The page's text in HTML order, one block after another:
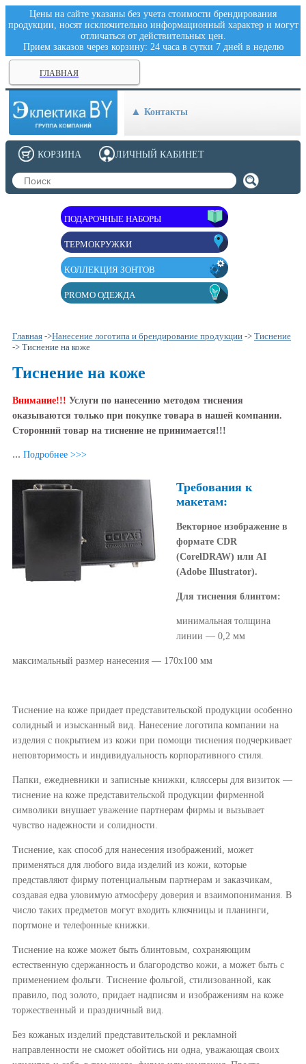
Цены на сайте указаны без учета стоимости брендирования
продукции, носят исключительно информационный характер и могут
отличаться от действительных цен.
Прием заказов через корзину: 24 часа в сутки 7 дней в неделю
ГЛАВНАЯ
Контакты
ПОДАРОЧНЫЕ НАБОРЫ
ТЕРМОКРУЖКИ
КОЛЛЕКЦИЯ ЗОНТОВ
PROMO ОДЕЖДА
Главная ->Нанесение логотипа и брендирование продукции -> Тиснение
-> Тиснение на коже
Тиснение на коже
Внимание!!! Услуги по нанесению методом тиснения
оказываются только при покупке товара в нашей компании.
Сторонний товар на тиснение не принимается!!!
... Подробнее >>>
Требования к
макетам:
Векторное изображение в
формате CDR
(CorelDRAW) или AI
(Adobe Illustrator).
Для тиснения блинтом:
минимальная толщина
линии — 0,2 мм
максимальный размер нанесения — 170х100 мм
Тиснение на коже придает представительской продукции особенно
солидный и изысканный вид. Нанесение логотипа компании на
изделия с покрытием из кожи при помощи тиснения подчеркивает
неповторимость и индивидуальность корпоративного стиля.
Папки, ежедневники и записные книжки, кляссеры для визиток —
тиснение на коже представительской продукции фирменной
символики внушает уважение партнерам фирмы и вызывает
чувство надежности и солидности.
Тиснение, как способ для нанесения изображений, может
применяться для любого вида изделий из кожи, которые
представляют фирму потенциальным партнерам и заказчикам,
создавая едва уловимую атмосферу доверия и взаимопонимания. В
число таких предметов могут входить ключницы и планинги,
портмоне и телефонные книжки.
Тиснение на коже может быть блинтовым, сохраняющим
естественную сдержанность и благородство кожи, а может быть с
применением фольги. Тиснение фольгой, стилизованной, как
правило, под золото, придает надписям и изображениям на коже
торжественный и праздничный вид.
Без кожаных изделий представительской и рекламной
направленности не сможет обойтись ни одна, уважающая своих
ЛИЧНЫЙ КАБИНЕТ
КОРЗИНА